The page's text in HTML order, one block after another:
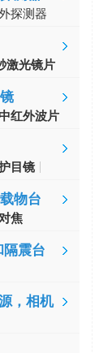
探测器
激光镜片
红外波片
目镜
物台
焦
隔震台
，相机